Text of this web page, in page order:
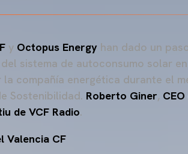
y Octopus Energy han dado un
sistema de autoconsumo solar
compañía energética durante el
Sostenibilidad. Roberto Giner,
de VCF Radio.
Valencia CF